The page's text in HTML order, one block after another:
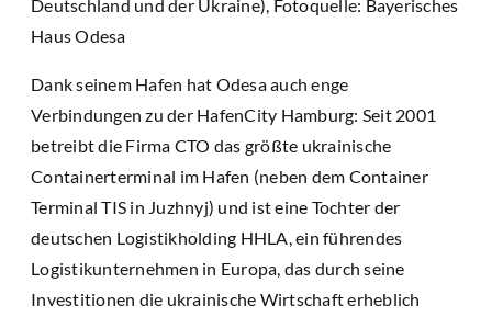
Deutschland und der Ukraine), Fotoquelle: Bayerisches
Haus Odesa
Dank seinem Hafen hat Odesa auch enge
Verbindungen zu der HafenCity Hamburg: Seit 2001
betreibt die Firma CTO das größte ukrainische
Containerterminal im Hafen (neben dem Container
Terminal TIS in Juzhnyj) und ist eine Tochter der
deutschen Logistikholding HHLA, ein führendes
Logistikunternehmen in Europa, das durch seine
Investitionen die ukrainische Wirtschaft erheblich